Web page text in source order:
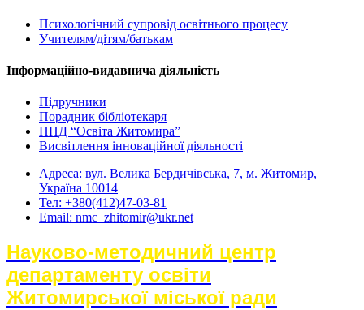
Психологічний супровід освітнього процесу
Учителям/дітям/батькам
Інформаційно-видавнича діяльність
Підручники
Порадник бібліотекаря
ППД “Освіта Житомира”
Висвітлення інноваційної діяльності
Адреса: вул. Велика Бердичівська, 7, м. Житомир,
Україна 10014
Тел: +380(412)47-03-81
Email: nmc_zhitomir@ukr.net
Науково-методичний центр
департаменту освіти
Житомирської міської ради